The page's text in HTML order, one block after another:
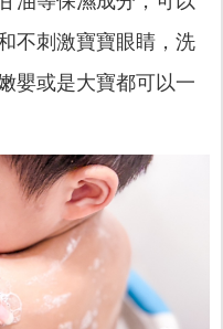
不刺激寶寶眼睛，洗
嬰或是大寶都可以一